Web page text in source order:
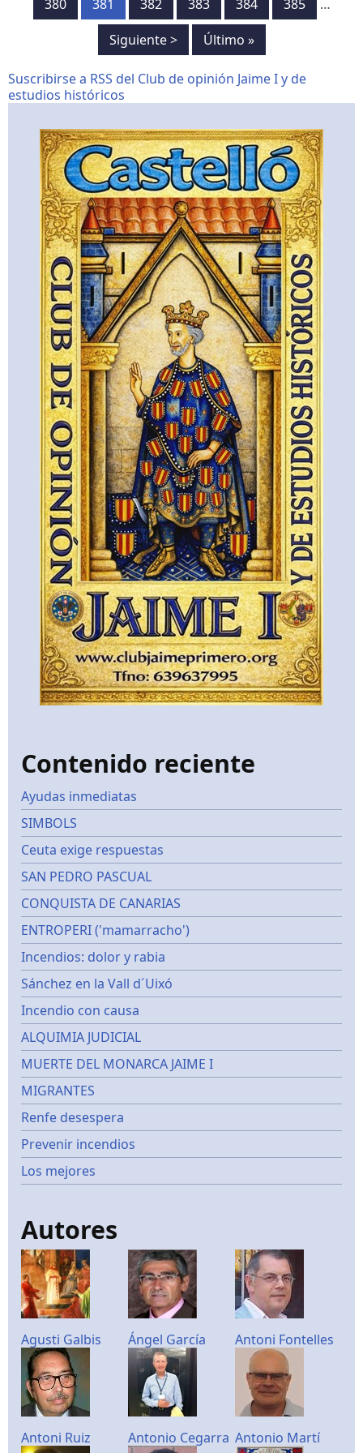
Página
380 Página
381 Página
382 Página
383 Página
384 Página
385
…
Siguiente
página
Siguiente >
Última
página
Último »
Suscribirse a RSS del Club de opinión Jaime I y de
estudios históricos
Contenido reciente
Ayudas inmediatas
SIMBOLS
Ceuta exige respuestas
SAN PEDRO PASCUAL
CONQUISTA DE CANARIAS
ENTROPERI ('mamarracho')
Incendios: dolor y rabia
Sánchez en la Vall d´Uixó
Incendio con causa
ALQUIMIA JUDICIAL
MUERTE DEL MONARCA JAIME I
MIGRANTES
Renfe desespera
Prevenir incendios
Los mejores
Autores
Agusti Galbis Ángel García Antoni Fontelles
Antoni Ruiz Antonio Cegarra Antonio Martí